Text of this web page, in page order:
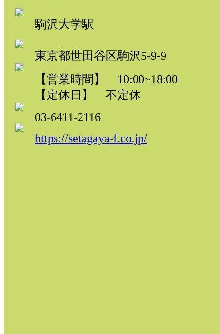
駒沢大学駅
東京都世田谷区駒沢5-9-9
【営業時間】 10:00~18:00
【定休日】 不定休
03-6411-2116
https://setagaya-f.co.jp/